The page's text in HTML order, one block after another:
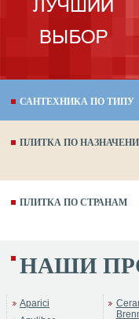
Ceylan
САНТЕХНИКА ПО ТИПУ
ПЛИТКА ПО
ПЛИТКА ПО СТРАНАМ
НАШИ
Aparici